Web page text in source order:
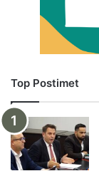
Top Postimet